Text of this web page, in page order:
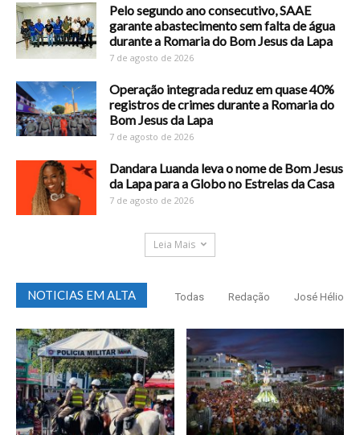
Pelo segundo ano consecutivo, SAAE
garante abastecimento sem falta de água
durante a Romaria do Bom Jesus da Lapa
7 de agosto de 2026
Operação integrada reduz em quase 40%
registros de crimes durante a Romaria do
Bom Jesus da Lapa
7 de agosto de 2026
Dandara Luanda leva o nome de Bom Jesus
da Lapa para a Globo no Estrelas da Casa
7 de agosto de 2026
Leia Mais
NOTICIAS EM ALTA Todas Redação José Hélio